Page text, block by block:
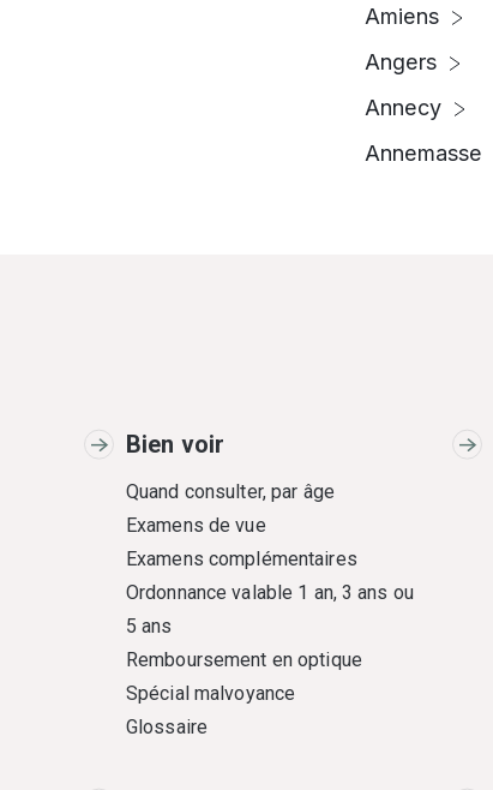
Amiens
Angers
Annecy
Annemasse
Bien voir
Quand consulter, par âge
Examens de vue
Examens complémentaires
Ordonnance valable 1 an, 3 ans ou
5 ans
Remboursement en optique
Spécial malvoyance
Glossaire